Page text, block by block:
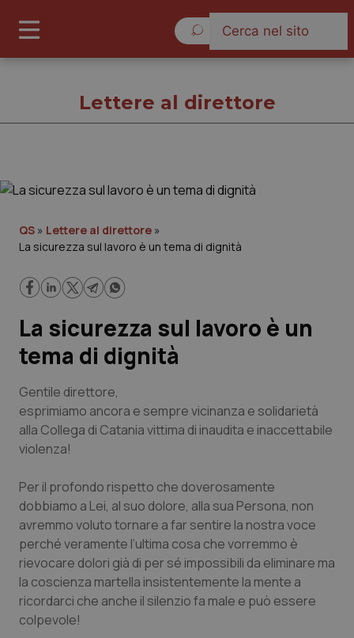
Cronache
Lavoro e Professioni
Scienza e Farmaci
Studi e Analisi
Edizioni Regionali
QS Pro
Professionisti Sanitari.AI
Lettere al direttore
QS » Lettere al direttore »
La sicurezza sul lavoro è un tema di dignità
La sicurezza sul lavoro è un
tema di dignità
Gentile direttore,
esprimiamo ancora e sempre vicinanza e solidarietà
alla Collega di Catania vittima di inaudita e inaccettabile
violenza!
Per il profondo rispetto che doverosamente
dobbiamo a Lei, al suo dolore, alla sua Persona, non
avremmo voluto tornare a far sentire la nostra voce
perché veramente l’ultima cosa che vorremmo è
rievocare dolori già di per sé impossibili da eliminare ma
la coscienza martella insistentemente la mente a
ricordarci che anche il silenzio fa male e può essere
colpevole!